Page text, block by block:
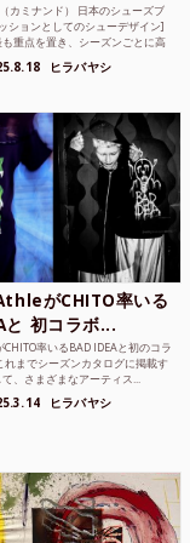
カミナンド） 日本のシューズブ
ションとしてのシューデザイン]
重点を置き、シーズンごとに高
ヒラバヤシ
がCHITO率いる
と 初コラボ...
率いるBAD IDEAと初のコラ
れまでシーズンカタログに掲載す
、さまざまなアーティス...
ヒラバヤシ